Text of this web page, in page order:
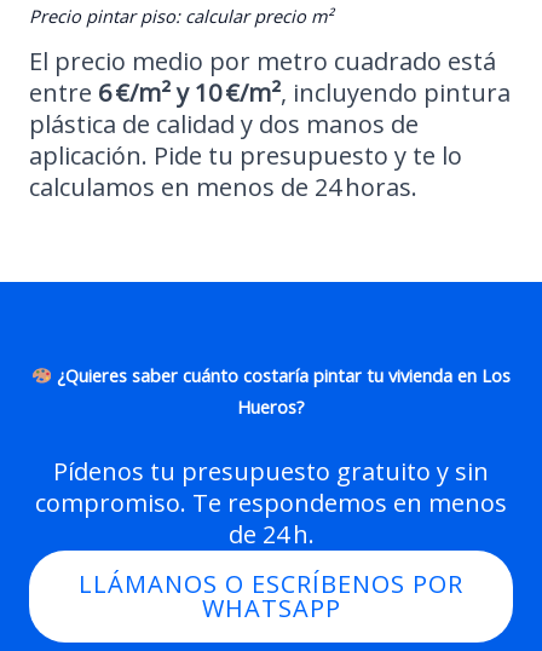
Precio pintar piso: calcular precio m²
El precio medio por metro cuadrado está
entre 6 €/m² y 10 €/m², incluyendo pintura
plástica de calidad y dos manos de
aplicación. Pide tu presupuesto y te lo
calculamos en menos de 24 horas.
¿Quieres saber cuánto costaría pintar tu vivienda en Los
Hueros?
Pídenos tu presupuesto gratuito y sin
compromiso. Te respondemos en menos
de 24 h.
LLÁMANOS O ESCRÍBENOS POR
WHATSAPP